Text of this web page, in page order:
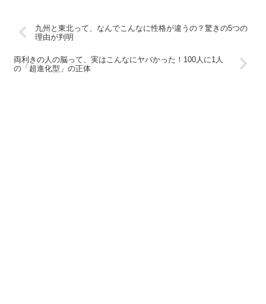
九州と東北って、なんでこんなに性格が違うの？驚きの5つの
理由が判明
両利きの人の脳って、実はこんなにヤバかった！100人に1人
の「超進化型」の正体